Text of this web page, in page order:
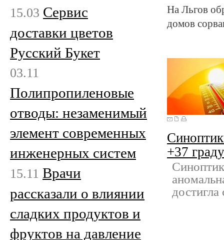
На Льгов
домов
+37
15.03 Сервис
доставки цветов
Русский Букет
03.11
Полипропиленовые
отводы: незаменимый
элемент современных
инженерных систем
15.11 Врачи
рассказали о влиянии
сладких продуктов и
фруктов на давление